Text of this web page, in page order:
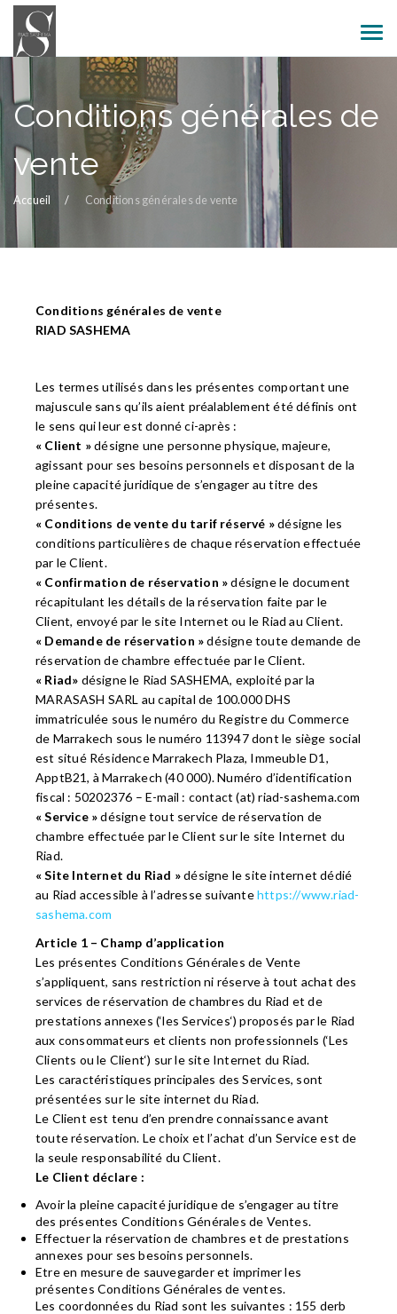
Conditions générales de
vente
Accueil Conditions générales de vente
Conditions générales de vente
RIAD SASHEMA
Les termes utilisés dans les présentes comportant une
majuscule sans qu’ils aient préalablement été définis ont
le sens qui leur est donné ci-après :
« Client »désigne une personne physique, majeure,
agissant pour ses besoins personnels et disposant de la
pleine capacité juridique de s’engager au titre des
présentes.
« Conditions de vente du tarif réservé »désigne les
conditions particulières de chaque réservation effectuée
par le Client.
« Confirmation de réservation »désigne le document
récapitulant les détails de la réservation faite par le
Client, envoyé par le site Internet ou le Riad au Client.
« Demande de réservation »désigne toute demande de
réservation de chambre effectuée par le Client.
« Riad» désigne le Riad SASHEMA, exploité par la
MARASASH SARL au capital de 100.000 DHS
immatriculée sous le numéro du Registre du Commerce
de Marrakech sous le numéro 113947 dont le siège social
est situé Résidence Marrakech Plaza, Immeuble D1,
ApptB21, à Marrakech (40 000). Numéro d’identification
fiscal : 50202376 – E-mail : contact (at) riad-sashema.com
« Service »désigne tout service de réservation de
chambre effectuée par le Client sur le site Internet du
Riad.
« Site Internet du Riad »désigne le site internet dédié
au Riad accessible à l’adresse suivantehttps://www.riad-
sashema.com
Article 1 – Champ d’application
Les présentes Conditions Générales de Vente
s’appliquent, sans restriction ni réserve à tout achat des
services de réservation de chambres du Riad et de
prestations annexes (‘les Services‘) proposés par le Riad
aux consommateurs et clients non professionnels (‘Les
Clients ou le Client‘) sur le site Internet du Riad.
Les caractéristiques principales des Services, sont
présentées sur le site internet du Riad.
Le Client est tenu d’en prendre connaissance avant
toute réservation. Le choix et l’achat d’un Service est de
la seule responsabilité du Client.
Le Client déclare :
Avoir la pleine capacité juridique de s’engager au titre
des présentes Conditions Générales de Ventes.
Effectuer la réservation de chambres et de prestations
annexes pour ses besoins personnels.
Etre en mesure de sauvegarder et imprimer les
présentes Conditions Générales de ventes.
Les coordonnées du Riad sont les suivantes : 155 derb